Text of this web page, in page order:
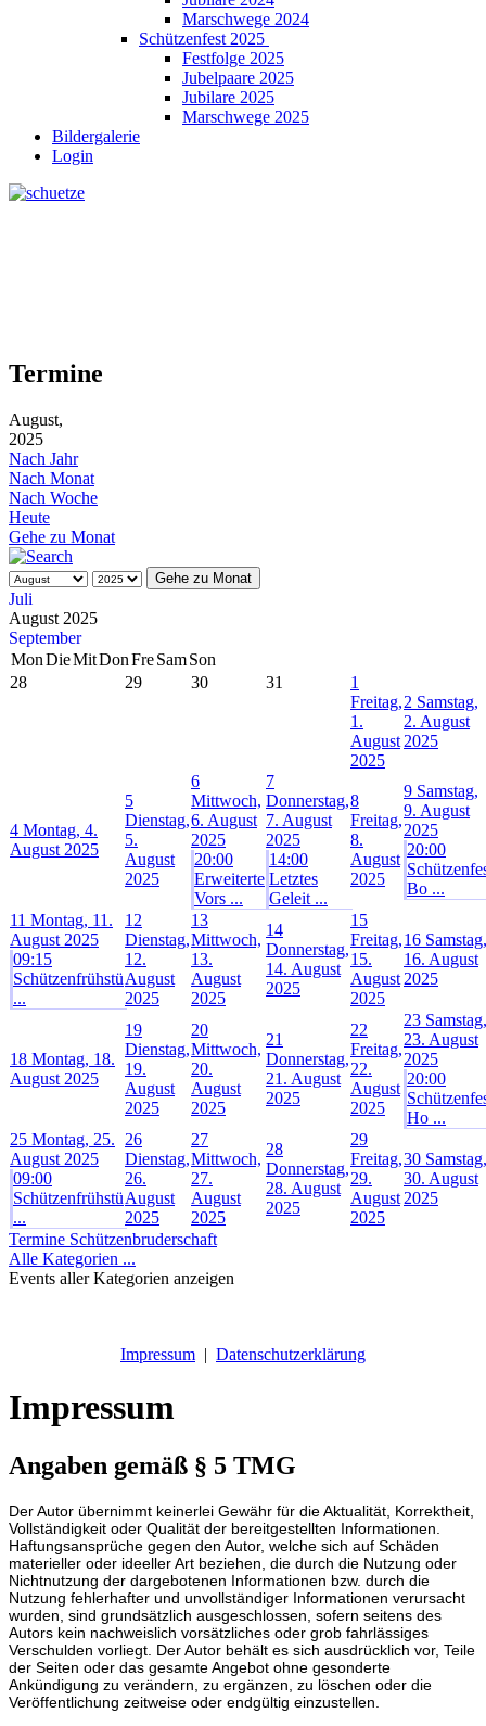
Marschwege 2024
Schützenfest 2025
Festfolge 2025
Jubelpaare 2025
Jubilare 2025
Marschwege 2025
Bildergalerie
Login
Termine
August,
2025
Nach Jahr
Nach Monat
Nach Woche
Heute
Gehe zu Monat
Gehe zu Monat
Juli
August 2025
September
MonDieMitDonFreSamSon
28
29 30 31
1
Freitag,
1.
August
2025
2 Samstag,
2. August
2025
4 Montag, 4.
August 2025
5
Dienstag,
5.
August
2025
6
Mittwoch,
6. August
2025
20:00
Erweiterte
Vors ...
7
Donnerstag,
7. August
2025
14:00
Letztes
Geleit ...
8
Freitag,
8.
August
2025
9 Samstag,
9. August
2025
20:00
Bo ...
11 Montag, 11.
August 2025
09:15
Schützenfrühstü
...
12
Dienstag,
12.
August
2025
13
Mittwoch,
13.
August
2025
14
Donnerstag,
14. August
2025
15
Freitag,
15.
August
2025
16 Samstag,
16. August
2025
18 Montag, 18.
August 2025
19
Dienstag,
19.
August
2025
20
Mittwoch,
20.
August
2025
21
Donnerstag,
21. August
2025
22
Freitag,
22.
August
2025
23 Samstag,
23. August
2025
20:00
Ho ...
25 Montag, 25.
August 2025
09:00
Schützenfrühstü
...
26
Dienstag,
26.
August
2025
27
Mittwoch,
27.
August
2025
28
Donnerstag,
28. August
2025
29
Freitag,
29.
August
2025
30 Samstag,
30. August
2025
Termine Schützenbruderschaft
Alle Kategorien ...
Events aller Kategorien anzeigen
Impressum | Datenschutzerklärung
Impressum
Angaben gemäß § 5 TMG
Der Autor übernimmt keinerlei Gewähr für die Aktualität, Korrektheit,
Vollständigkeit oder Qualität der bereitgestellten Informationen.
Haftungsansprüche gegen den Autor, welche sich auf Schäden
materieller oder ideeller Art beziehen, die durch die Nutzung oder
Nichtnutzung der dargebotenen Informationen bzw. durch die
Nutzung fehlerhafter und unvollständiger Informationen verursacht
wurden, sind grundsätzlich ausgeschlossen, sofern seitens des
Autors kein nachweislich vorsätzliches oder grob fahrlässiges
Verschulden vorliegt. Der Autor behält es sich ausdrücklich vor, Teile
der Seiten oder das gesamte Angebot ohne gesonderte
Ankündigung zu verändern, zu ergänzen, zu löschen oder die
Veröffentlichung zeitweise oder endgültig einzustellen.